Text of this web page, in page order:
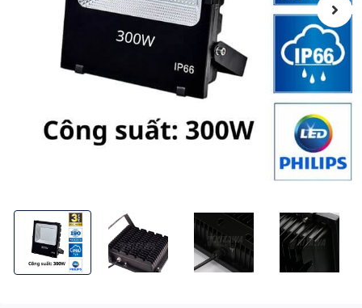
Đèn Pha LED Điện 300W KITAWA Chip LED SMD 2835 -
Đèn Pha LED Điện 300W KITAWA Chip LED
Đèn Pha LED Điện 300W
Đèn Pha LED